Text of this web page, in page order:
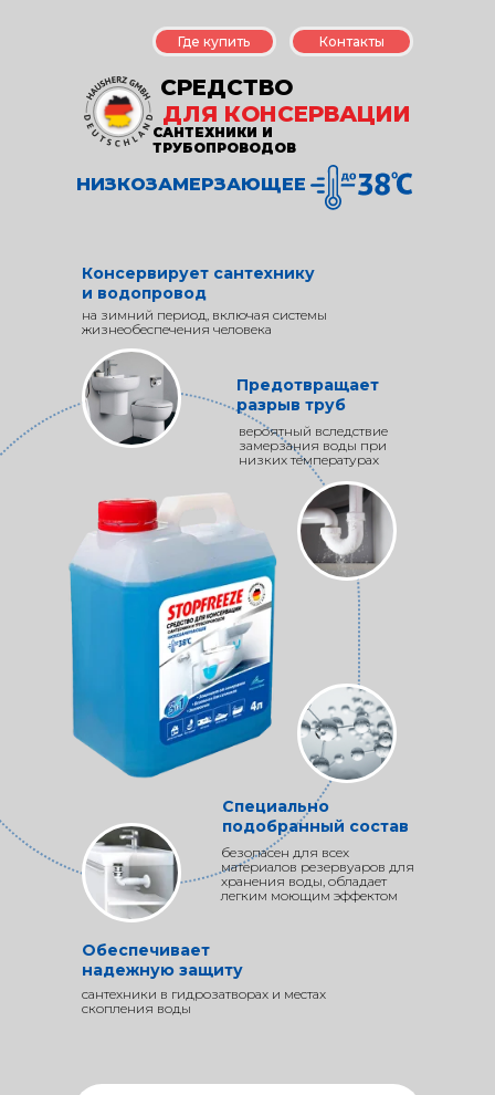
ДЛЯ КОНСЕРВАЦИИ
СРЕДСТВО
САНТЕХНИКИ И
ТРУБОПРОВОДОВ
НИЗКОЗАМЕРЗАЮЩЕЕ
Где купить Контакты
Консервирует сантехнику
и водопровод
на зимний период, включая системы
жизнеобеспечения человека
Обеспечивает
надежную защиту
сантехники в гидрозатворах и местах
скопления воды
Предотвращает
разрыв труб
вероятный вследствие
замерзания воды при
низких температурах
Специально
подобранный состав
безопасен для всех
материалов резервуаров для
хранения воды, обладает
легким моющим эффектом